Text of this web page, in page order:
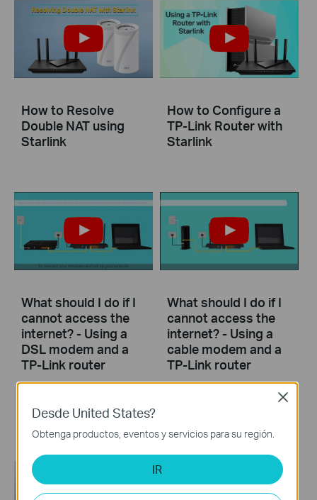
How to Resolve
Double NAT using
Starlink
How to Configure a
TP-Link Router with
Starlink
What should I do if I
cannot access the
internet? - Using a
DSL modem and a
TP-Link router
What should I do if I
cannot access the
internet? - Using a
cable modem and a
TP-Link router
If you can’t access the internet using a cable modem and TP-Link router, follow this video step by step to solve your problem.
Desde United States?
Obtenga productos, eventos y servicios para su región.
IR
Close